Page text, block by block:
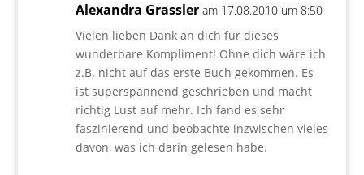
Alexandra Grassler am 17.08.2010 um 8:50
Vielen lieben Dank an dich für dieses
wunderbare Kompliment! Ohne dich wäre ich
z.B. nicht auf das erste Buch gekommen. Es
ist superspannend geschrieben und macht
richtig Lust auf mehr. Ich fand es sehr
faszinierend und beobachte inzwischen vieles
davon, was ich darin gelesen habe.